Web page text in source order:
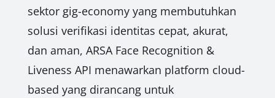
sektor gig-economy yang membutuhkan
solusi verifikasi identitas cepat, akurat,
dan aman, ARSA Face Recognition &
Liveness API menawarkan platform cloud-
based yang dirancang untuk